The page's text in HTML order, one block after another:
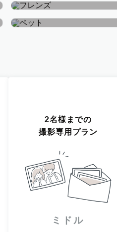
マタニティ
2名様までの
撮影専用プラン
ミドル